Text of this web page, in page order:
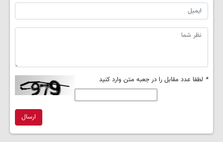
* لطفا عدد مقابل را در جعبه متن وارد کنید
ارسال